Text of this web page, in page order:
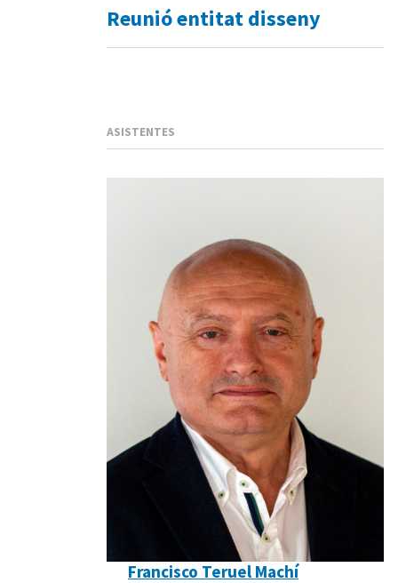
Reunió entitat disseny
ASISTENTES
Francisco Teruel Machí